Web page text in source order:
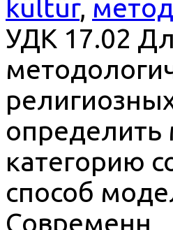
kültür,
УДК 17.02
категорию
способ
Современн